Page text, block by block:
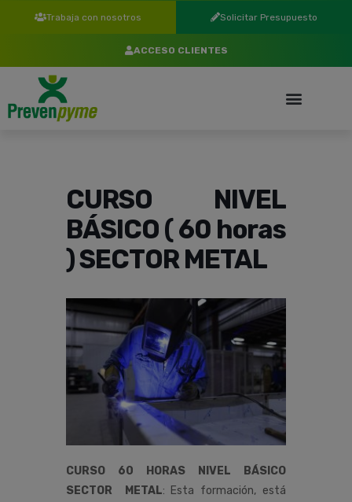
Trabaja con nosotros Solicitar Presupuesto
ACCESO CLIENTES
CURSO NIVEL
BÁSICO ( 60 horas
) SECTOR METAL
CURSO 60 HORAS NIVEL BÁSICO
SECTOR METAL: Esta formación, está